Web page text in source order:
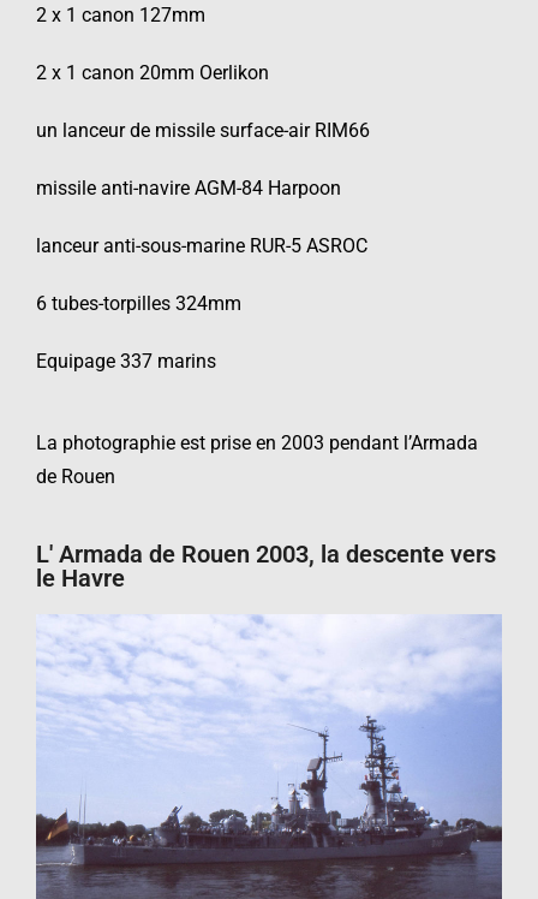
2 x 1 canon 127mm
2 x 1 canon 20mm Oerlikon
un lanceur de missile surface-air RIM66
missile anti-navire AGM-84 Harpoon
lanceur anti-sous-marine RUR-5 ASROC
6 tubes-torpilles 324mm
Equipage 337 marins
La photographie est prise en 2003 pendant l’Armada
de Rouen
L' Armada de Rouen 2003, la descente vers
le Havre